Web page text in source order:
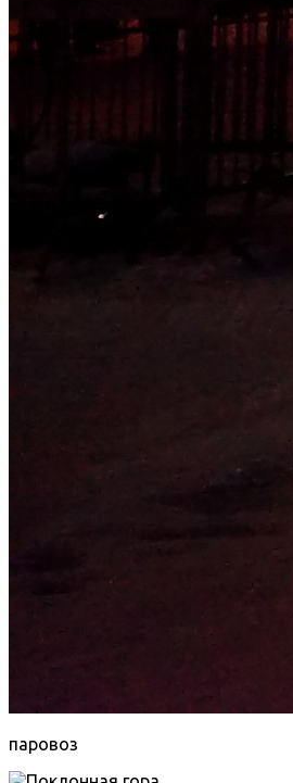
паровоз